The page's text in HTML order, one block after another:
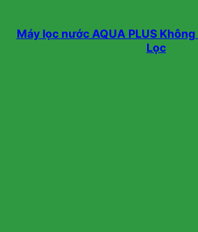
Máy lọc nước AQUA PLUS
Lọc